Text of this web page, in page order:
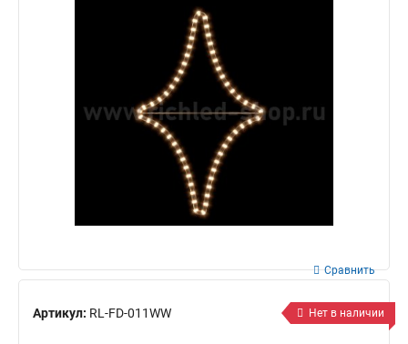
Артикул: RL-FD-011WW
Сравнить
Нет в наличии